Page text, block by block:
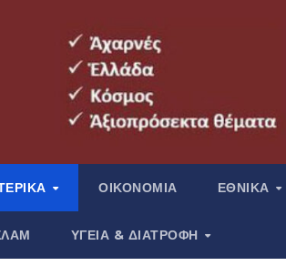
ΟΙΚΟΝΟΜΙΑ ΕΘΝΙΚΑ
ΥΓΕΙΑ & ΔΙΑΤΡΟΦΗ